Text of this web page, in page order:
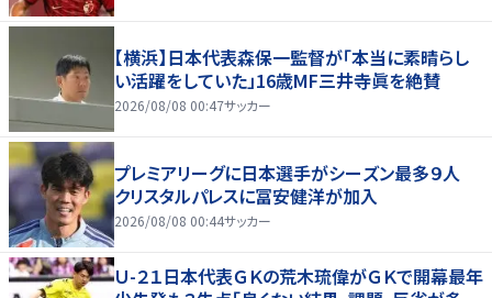
【横浜】日本代表森保一監督が「本当に素晴らし
い活躍をしていた」16歳MF三井寺眞を絶賛
2026/08/08 00:47サッカー
プレミアリーグに日本選手がシーズン最多９人
クリスタルパレスに冨安健洋が加入
2026/08/08 00:44サッカー
Ｕ-２１日本代表ＧＫの荒木琉偉がＧＫで開幕最年